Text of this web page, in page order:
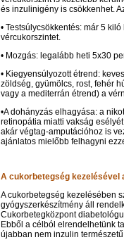
és inzulinigény is csökkenhet.
• Testsúlycsökkentés: már 5
vércukorszintet.
• Mozgás: legalább heti 5x30
• Kiegyensúlyozott étrend:
zöldség, gyümölcs, rost, fehér
vagy a mediterrán étrend) a
•A dohányzás elhagyása: a
retinopátia miatti vakság
akár végtag-amputációhoz is
ajánlatos mielőbb felhagyni
A cukorbetegség
A cukorbetegség kezelésében
gyógyszerkészítmény áll
Cukorbetegközpont
Ebből a célból elrendelhetünk
újabban nem inzulin